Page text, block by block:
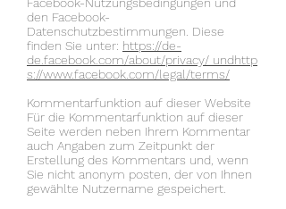
den Facebook-
Datenschutzbestimmungen. Diese
finden Sie unter: https://de-
de.facebook.com/about/privacy/ undhttp
s://www.facebook.com/legal/terms/
Kommentarfunktion auf dieser Website
Für die Kommentarfunktion auf dieser
Seite werden neben Ihrem Kommentar
auch Angaben zum Zeitpunkt der
Erstellung des Kommentars und, wenn
Sie nicht anonym posten, der von Ihnen
gewählte Nutzername gespeichert.